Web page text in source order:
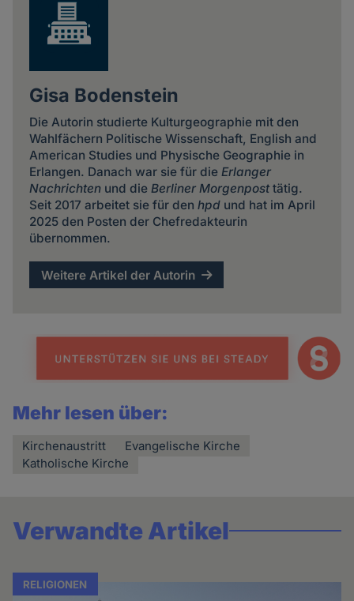
Gisa Bodenstein
Die Autorin studierte Kulturgeographie mit den
Wahlfächern Politische Wissenschaft, English and
American Studies und Physische Geographie in
Erlangen. Danach war sie für die Erlanger
Nachrichtenund die Berliner Morgenposttätig.
Seit 2017 arbeitet sie für den hpdund hat im April
2025 den Posten der Chefredakteurin
übernommen.
Weitere Artikel der Autorin
Mehr lesen über:
Kirchenaustritt
Evangelische Kirche
Katholische Kirche
Verwandte Artikel
RELIGIONEN